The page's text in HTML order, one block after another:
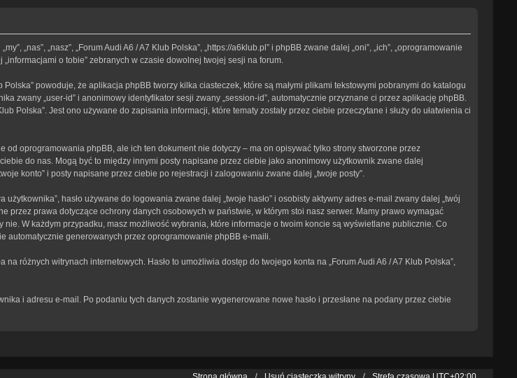
„nas”, „nasz”, „Forum Audi A6 / A7 Klub Polska”, „https://a6klub.pl” i phpBB zwane dalej „oni”, „ich”, „oprogramowanie
„informacjami o tobie” zebranych w czasie dowolnej twojej sesji na forum.
powoduje, że aplikacja phpBB tworzy kilka ciasteczek, które są małymi plikami tekstowymi pobranymi do katalogu
zwany „user-id” i anonimowy identyfikator sesji zwany „session-id”, automatycznie przyznane ci przez aplikację phpBB.
Polska”. Jest ono używane do zapisania informacji, które tematy zostały przez ciebie przeczytane i służy do ułatwienia ci
od oprogramowania phpBB, ale ich ten dokument nie dotyczy – ma on opisywać tylko strony stworzone przez
do nas. Mogą być to między innymi posty napisane przez ciebie jako anonimowy użytkownik zwane dalej
konto” i posty napisane przez ciebie po rejestracji i zalogowaniu zwane dalej „twoje posty”.
hasło używane do logowania zwane dalej „twoje hasło” i osobisty aktywny adres e-mail zwany dalej „twój
przez prawa dotyczące ochrony danych osobowych w państwie, w którym stoi nasz serwer. Mamy prawo wymagać
W każdym przypadku, masz możliwość wybrania, które informacje o twoim koncie są wyświetlane publicznie. Co
automatycznie generowanych przez oprogramowanie phpBB e-maili.
różnych witrynach internetowych. Hasło to umożliwia dostęp do twojego konta na „Forum Audi A6 / A7 Klub Polska”,
i adresu e-mail. Po podaniu tych danych zostanie wygenerowane nowe hasło i przesłane na podany przez ciebie